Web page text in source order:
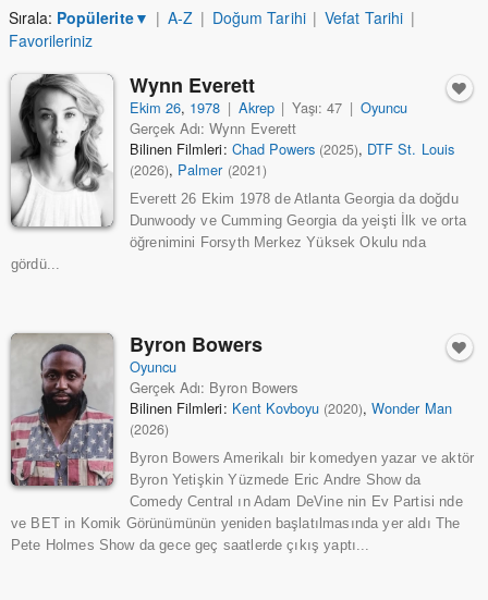
Sırala: Popülerite▼ | A-Z | Doğum Tarihi | Vefat Tarihi |
Favorileriniz
Wynn Everett
Ekim 26, 1978 | Akrep | Yaşı: 47 | Oyuncu
Gerçek Adı: Wynn Everett
Bilinen Filmleri: Chad Powers (2025), DTF St. Louis
(2026), Palmer (2021)
Everett 26 Ekim 1978 de Atlanta Georgia da doğdu
Dunwoody ve Cumming Georgia da yeişti İlk ve orta
öğrenimini Forsyth Merkez Yüksek Okulu nda
gördü...
Byron Bowers
Oyuncu
Gerçek Adı: Byron Bowers
Bilinen Filmleri: Kent Kovboyu (2020),Wonder Man
(2026)
Byron Bowers Amerikalı bir komedyen yazar ve aktör
Byron Yetişkin Yüzmede Eric Andre Show da
Comedy Central ın Adam DeVine nin Ev Partisi nde
ve BET in Komik Görünümünün yeniden başlatılmasında yer aldı The
Pete Holmes Show da gece geç saatlerde çıkış yaptı...